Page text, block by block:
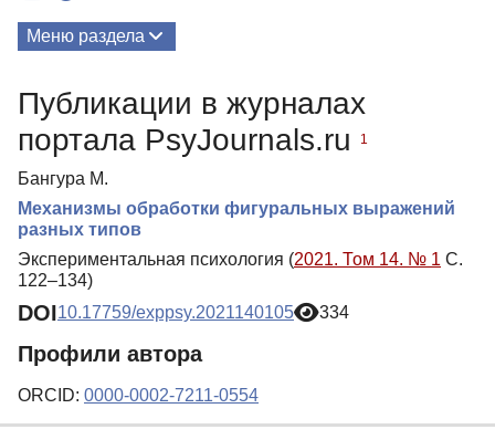
Меню раздела
Публикации в журналах
портала PsyJournals.ru
1
Бангура М.
Механизмы обработки фигуральных выражений
разных типов
Экспериментальная психология (2021. Том 14. № 1 С.
122–134)
DOI10.17759/exppsy.2021140105 334
Профили автора
ORCID: 0000-0002-7211-0554